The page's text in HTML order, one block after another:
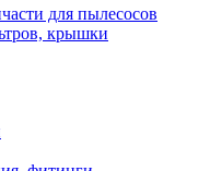
для пылесосов
крышки